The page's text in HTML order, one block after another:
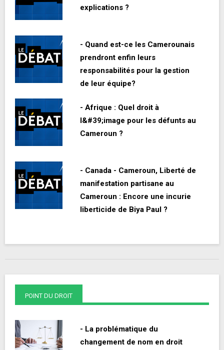
explications ?
- Quand est-ce les Camerounais
prendront enfin leurs
responsabilités pour la gestion
de leur équipe?
- Afrique : Quel droit à
l&#39;image pour les défunts au
Cameroun ?
- Canada - Cameroun, Liberté de
manifestation partisane au
Cameroun : Encore une incurie
liberticide de Biya Paul ?
POINT DU DROIT
- La problématique du
changement de nom en droit